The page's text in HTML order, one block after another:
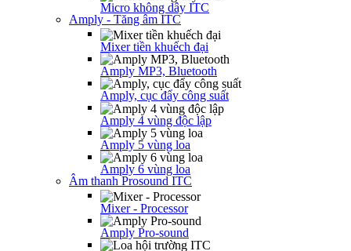
Micro không dây ITC
Amply - Tăng âm ITC
Mixer tiền khuếch đại
Amply MP3, Bluetooth
Amply, cục đẩy công suất
Amply 4 vùng độc lập
Amply 5 vùng loa
Amply 6 vùng loa
Âm thanh Prosound ITC
Mixer - Processor
Amply Pro-sound